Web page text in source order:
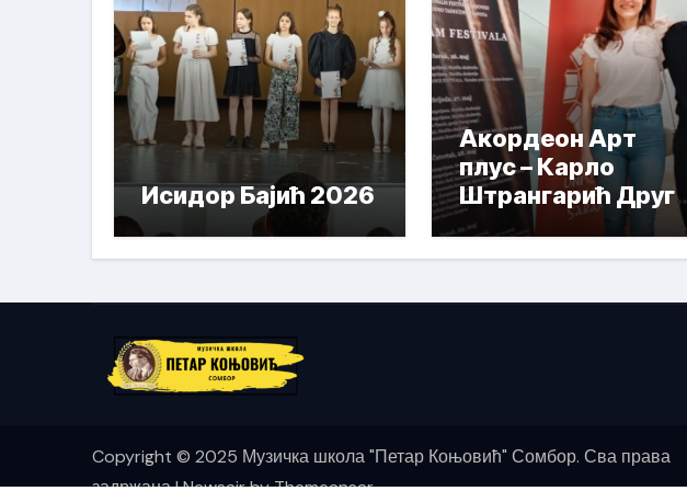
Исидор Бајић 2026
Акордеон Арт
плус – Карло
Штрангарић Друга
Награда
Copyright © 2025 Музичка школа "Петар Коњовић" Сомбор. Сва права